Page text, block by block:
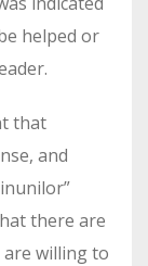
helped or
that
and
there are
are willing to